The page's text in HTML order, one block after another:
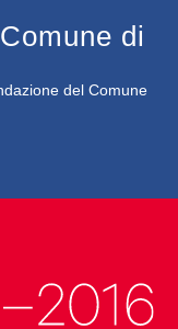
di
del Comune